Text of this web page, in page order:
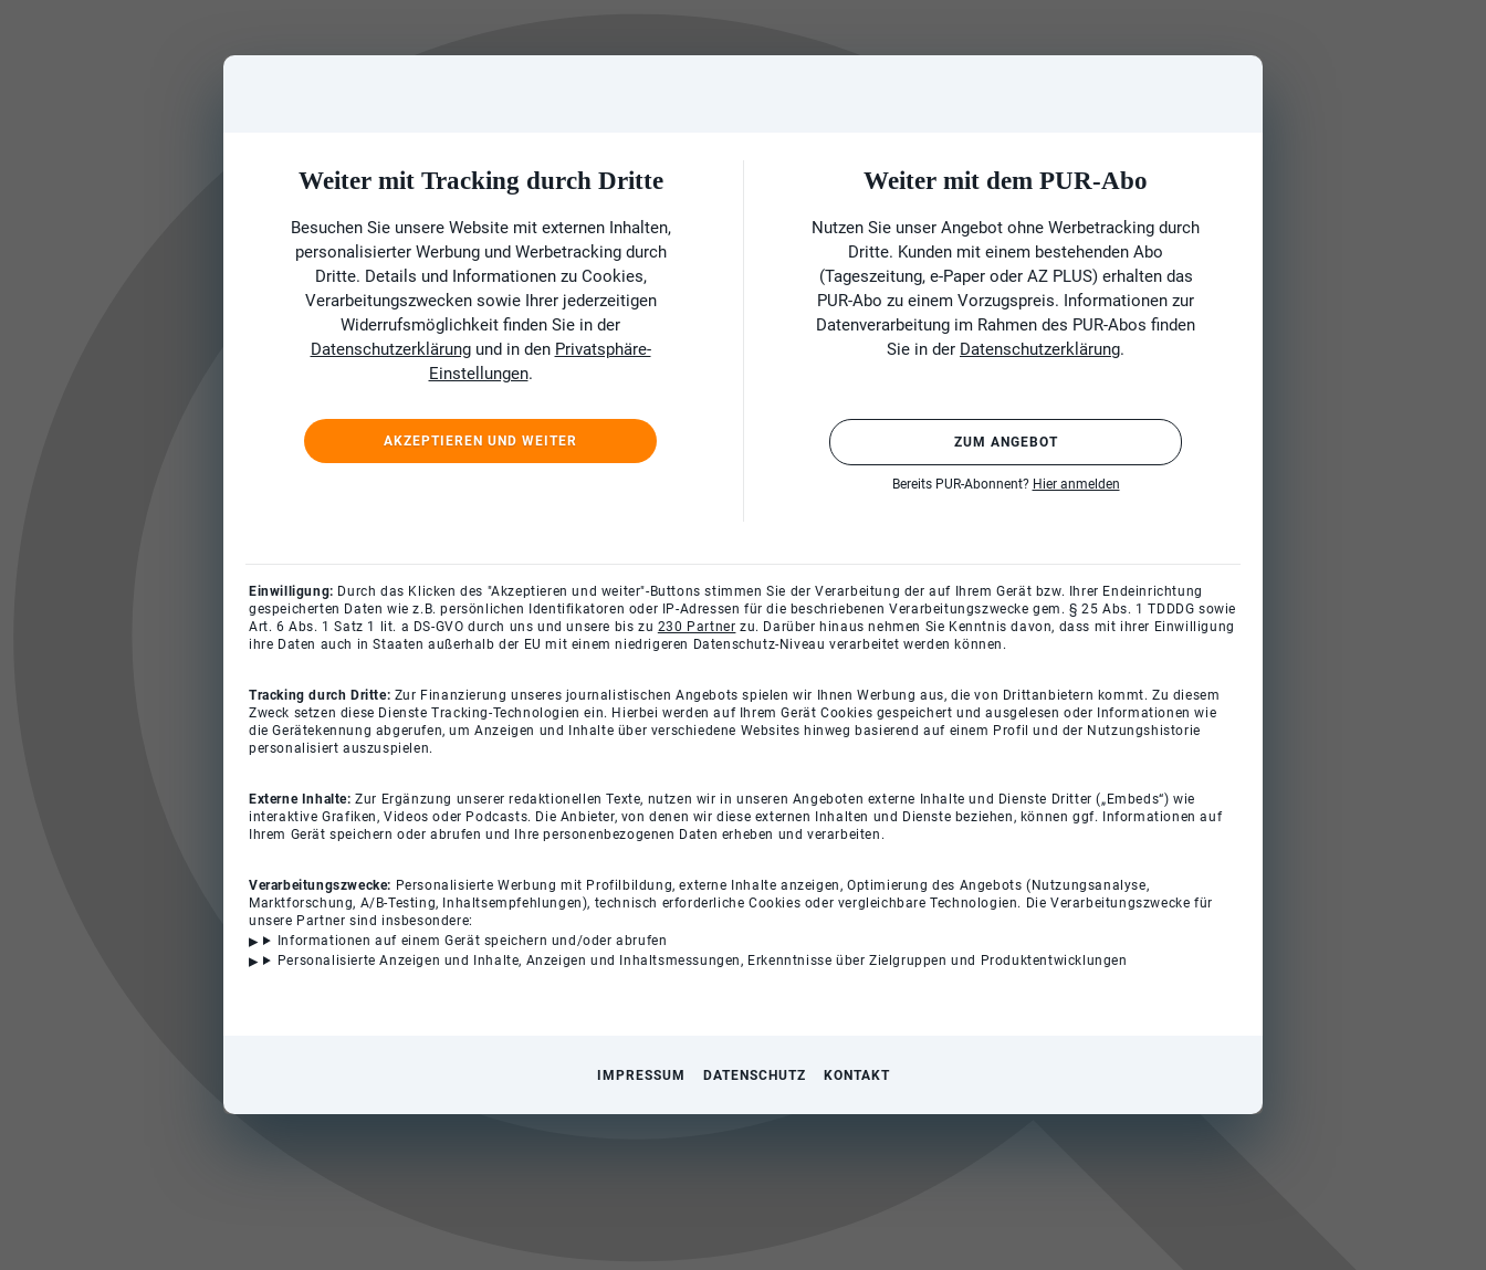
Weiter mit Tracking durch Dritte
Besuchen Sie unsere Website mit externen Inhalten,
personalisierter Werbung und Werbetracking durch
Dritte. Details und Informationen zu Cookies,
Verarbeitungszwecken sowie Ihrer jederzeitigen
Widerrufsmöglichkeit finden Sie in der
Datenschutzerklärungund in den Privatsphäre-
Einstellungen.
AKZEPTIEREN UND WEITER
Weiter mit dem PUR-Abo
Nutzen Sie unser Angebot ohne Werbetracking durch
Dritte. Kunden mit einem bestehenden Abo
(Tageszeitung, e-Paper oder AZ PLUS) erhalten das
PUR-Abo zu einem Vorzugspreis. Informationen zur
Datenverarbeitung im Rahmen des PUR-Abos finden
Sie in der Datenschutzerklärung.
ZUM ANGEBOT
Bereits PUR-Abonnent? Hier anmelden
Einwilligung: Durch das Klicken des "Akzeptieren und weiter"-Buttons stimmen Sie der Verarbeitung der auf Ihrem Gerät bzw. Ihrer Endeinrichtung
gespeicherten Daten wie z.B. persönlichen Identifikatoren oder IP-Adressen für die beschriebenen Verarbeitungszwecke gem. § 25 Abs. 1 TDDDG sowie
Art. 6 Abs. 1 Satz 1 lit. a DS-GVO durch uns und unsere bis zu 230 Partner zu. Darüber hinaus nehmen Sie Kenntnis davon, dass mit ihrer Einwilligung
ihre Daten auch in Staaten außerhalb der EU mit einem niedrigeren Datenschutz-Niveau verarbeitet werden können.
Tracking durch Dritte: Zur Finanzierung unseres journalistischen Angebots spielen wir Ihnen Werbung aus, die von Drittanbietern kommt. Zu diesem
Zweck setzen diese Dienste Tracking-Technologien ein. Hierbei werden auf Ihrem Gerät Cookies gespeichert und ausgelesen oder Informationen wie
die Gerätekennung abgerufen, um Anzeigen und Inhalte über verschiedene Websites hinweg basierend auf einem Profil und der Nutzungshistorie
personalisiert auszuspielen.
Externe Inhalte:Zur Ergänzung unserer redaktionellen Texte, nutzen wir in unseren Angeboten externe Inhalte und Dienste Dritter („Embeds“) wie
interaktive Grafiken, Videos oder Podcasts. Die Anbieter, von denen wir diese externen Inhalten und Dienste beziehen, können ggf. Informationen auf
Ihrem Gerät speichern oder abrufen und Ihre personenbezogenen Daten erheben und verarbeiten.
Verarbeitungszwecke: Personalisierte Werbung mit Profilbildung, externe Inhalte anzeigen, Optimierung des Angebots (Nutzungsanalyse,
Marktforschung, A/B-Testing, Inhaltsempfehlungen), technisch erforderliche Cookies oder vergleichbare Technologien. Die Verarbeitungszwecke für
unsere Partner sind insbesondere:
Informationen auf einem Gerät speichern und/oder abrufen
Personalisierte Anzeigen und Inhalte, Anzeigen und Inhaltsmessungen, Erkenntnisse über Zielgruppen und Produktentwicklungen
IMPRESSUM DATENSCHUTZ KONTAKT